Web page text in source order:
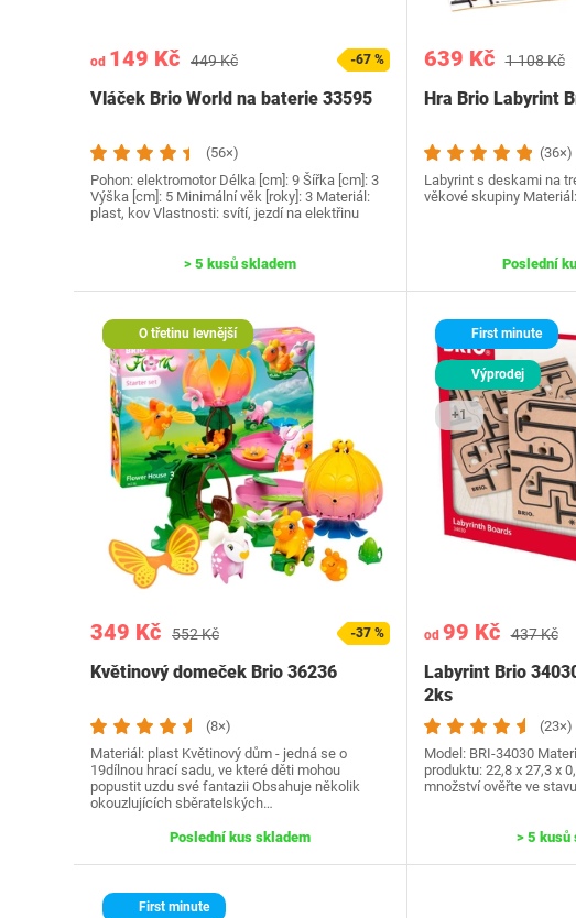
od 149 Kč 449 Kč -67 %
Vláček Brio World na baterie 33595
(56×)
Pohon: elektromotor Délka [cm]: 9 Šířka [cm]: 3
Výška [cm]: 5 Minimální věk [roky]: 3 Materiál:
plast, kov Vlastnosti: svítí, jezdí na elektřinu
> 5 kusů skladem
639 Kč 1 108 Kč
Hra Brio Labyrint
(36×)
Labyrint s deskami na
věkové skupiny
Poslední
O třetinu levnější
349 Kč 552 Kč -37 %
Květinový domeček Brio 36236
(8×)
Materiál: plast Květinový dům - jedná se o
19dílnou hrací sadu, ve které děti mohou
popustit uzdu své fantazii Obsahuje několik
okouzlujících sběratelských…
Poslední kus skladem
First minute
Výprodej
+1
od 99 Kč 437 Kč
Labyrint Brio
2ks
(23×)
Model: ‎BRI-34030
produktu: ‎22,8 x 27,3 x
množství ověřte ve
> 5 kusů
First minute